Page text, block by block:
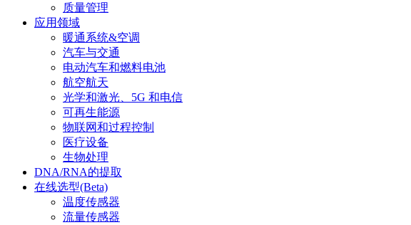
质量管理
应用领域
暖通系统&空调
汽车与交通
电动汽车和燃料电池
航空航天
光学和激光、5G 和电信
可再生能源
物联网和过程控制
医疗设备
生物处理
DNA/RNA的提取
在线选型(Beta)
温度传感器
流量传感器